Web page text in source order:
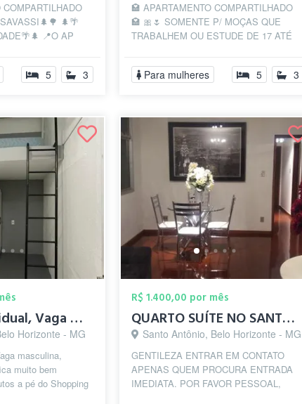
🌲🌴
📍O AP
5 3
🏩 APARTAMENTO COMPARTILHADO
🏩 🎀🌷 SOMENTE P/ MOÇAS QUE
TRABALHEM OU ESTUDE DE 17 ATÉ
ASSEMBLEIA🌲🌳 🌲🌴PRAÇA DA
LIBERD...
Para mulheres 5 3
Quarto individual, Vaga masculina, Savas...
Horizonte - MG
masculina,
muito bem
a pé do Shopping
R$ 1.400,00 por mês
QUARTO SUÍTE NO SANTO ANTÔNIO
Santo Antônio, Belo Horizonte - MG
GENTILEZA ENTRAR EM CONTATO
APENAS QUEM PROCURA ENTRADA
IMEDIATA. POR FAVOR PESSOAL,